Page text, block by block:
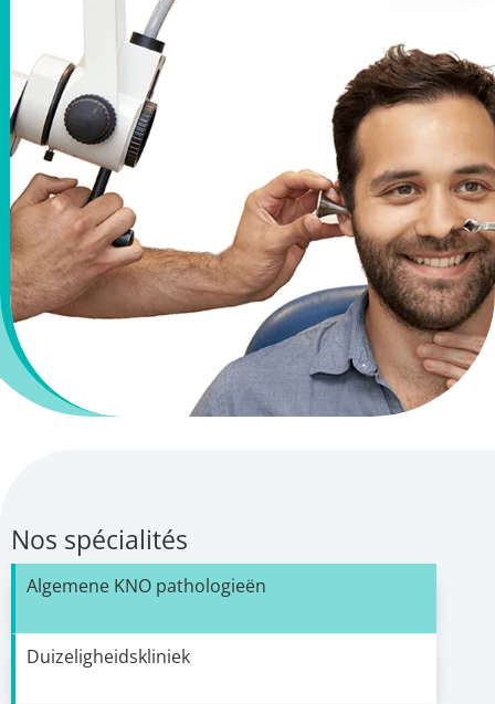
Nos spécialités
Algemene KNO pathologieën
Duizeligheidskliniek